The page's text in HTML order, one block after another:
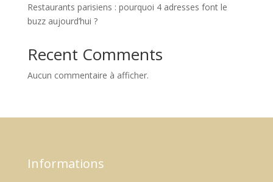
Restaurants parisiens : pourquoi 4 adresses font le
buzz aujourd’hui ?
Recent Comments
Aucun commentaire à afficher.
Informations